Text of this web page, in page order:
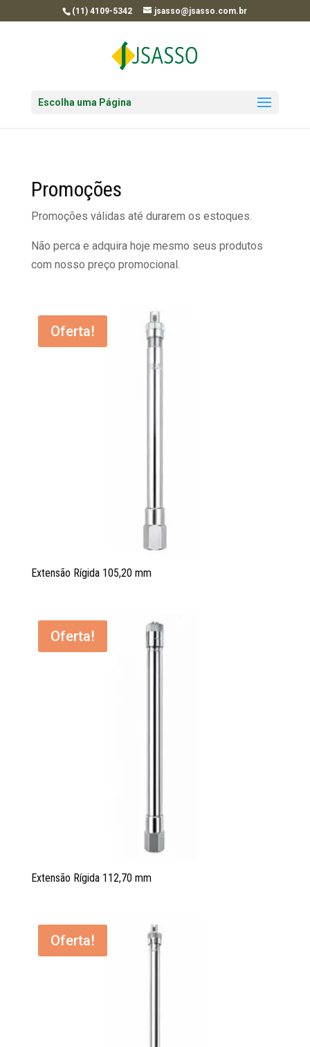
(11) 4109-5342 jsasso@jsasso.com.br
Escolha uma Página
Promoções
Promoções válidas até durarem os estoques.
Não perca e adquira hoje mesmo seus produtos
com nosso preço promocional.
Oferta!
Extensão Rígida 105,20 mm
Oferta!
Extensão Rígida 112,70 mm
Oferta!